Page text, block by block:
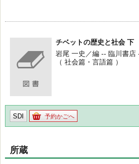
チベットの歴史と社会 下
岩尾 一史／編 -- 臨川書
（ 社会篇・言語篇 ）
SDI 予約かごへ
所蔵